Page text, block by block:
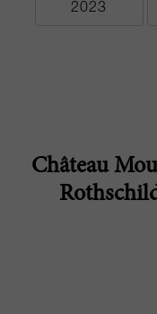
2023
Château